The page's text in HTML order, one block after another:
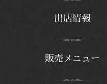
販売メニュー
出店情報